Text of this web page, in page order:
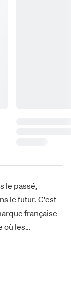
le passé,
le futur. C'est
française
où les
grands